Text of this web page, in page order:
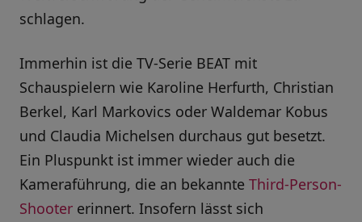
schlagen.
Immerhin ist die TV-Serie BEAT mit
Schauspielern wie Karoline Herfurth, Christian
Berkel, Karl Markovics oder Waldemar Kobus
und Claudia Michelsen durchaus gut besetzt.
Ein Pluspunkt ist immer wieder auch die
Kameraführung, die an bekannte Third-Person-
Shooter erinnert. Insofern lässt sich